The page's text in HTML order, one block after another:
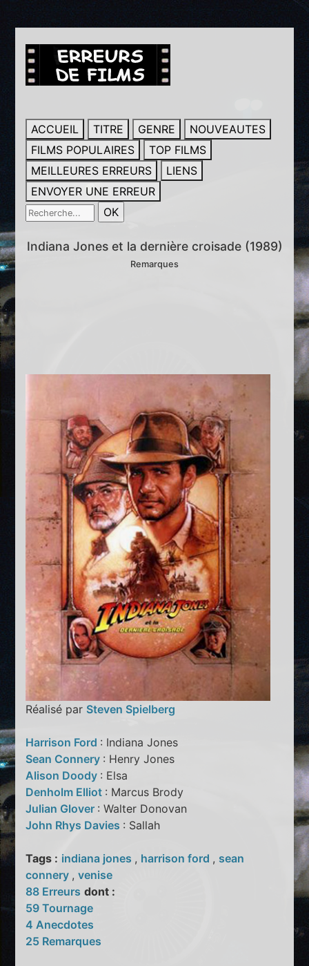
ACCUEIL TITRE GENRE
NOUVEAUTES
FILMS POPULAIRES
TOP FILMS
MEILLEURES ERREURS
LIENS
ENVOYER UNE ERREUR
Indiana Jones et la dernière croisade (1989)
Remarques
Réalisé par Steven Spielberg
Harrison Ford : Indiana Jones
Sean Connery : Henry Jones
Alison Doody : Elsa
Denholm Elliot : Marcus Brody
Julian Glover : Walter Donovan
John Rhys Davies : Sallah
Tags : indiana jones , harrison ford , sean
connery ,venise
88 Erreurs dont :
59 Tournage
4 Anecdotes
25 Remarques